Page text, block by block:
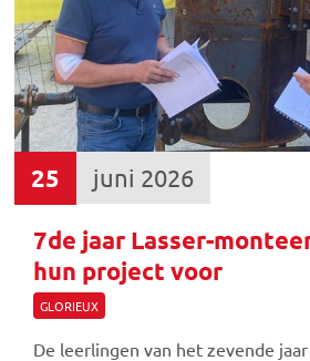
25 juni 2026
7de jaar Lasser-
hun project voor
GLORIEUX
De leerlingen van het zevende